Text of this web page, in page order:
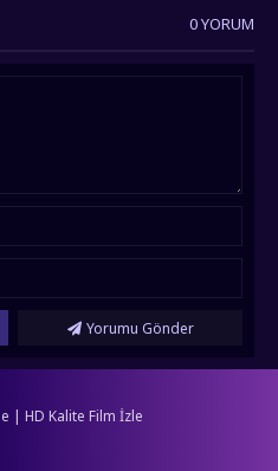
0 YORUM
Yorumu Gönder
| HD Kalite Film İzle